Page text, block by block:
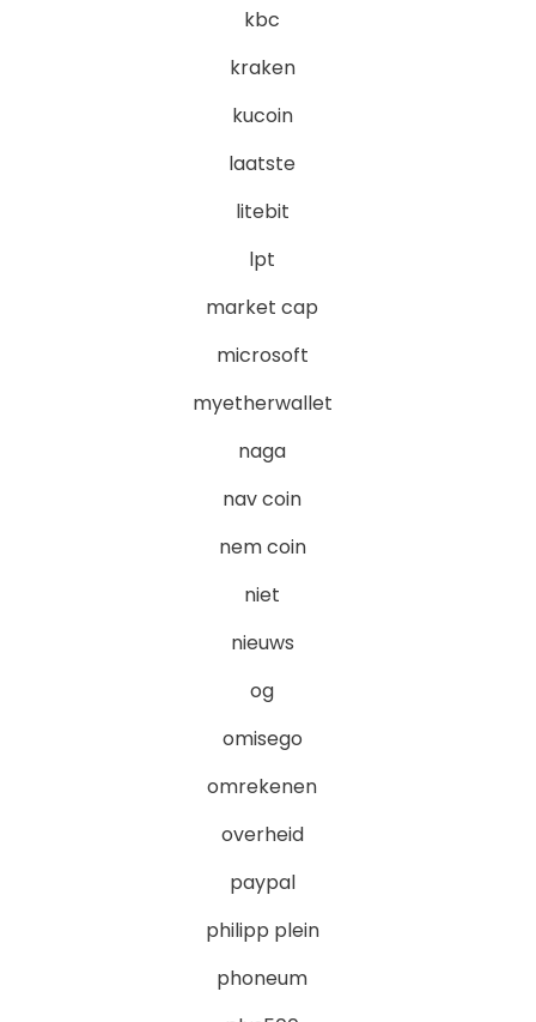
kbc
kraken
kucoin
laatste
litebit
lpt
market cap
microsoft
myetherwallet
naga
nav coin
nem coin
niet
nieuws
og
omisego
omrekenen
overheid
paypal
philipp plein
phoneum